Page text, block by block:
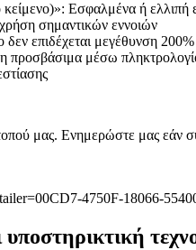
Εσφαλμένα ή ελλιπή
σημαντικών εννοιών
επιδέχεται μεγέθυνση
προσβάσιμα μέσω
μας. Ενημερώστε μας εάν
4750F-18066-